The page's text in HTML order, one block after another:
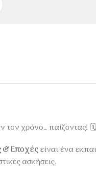
τον χρόνο… παίζοντας! 🗓️
& Εποχέςείναι ένα
ασκήσεις.